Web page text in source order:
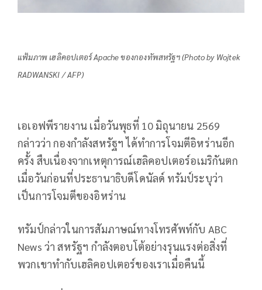
แฟ้มภาพ เฮลิคอปเตอร์ Apache ของกองทัพสหรัฐฯ (Photo by Wojtek
RADWANSKI / AFP)
เอเอฟพีรายงาน เมื่อวันพุธที่ 10 มิถุนายน 2569
กล่าวว่า กองกำลังสหรัฐฯ ได้ทำการโจมตีอิหร่านอีก
ครั้ง สืบเนื่องจากเหตุการณ์เฮลิคอปเตอร์อเมริกันตก
เมื่อวันก่อนที่ประธานาธิบดีโดนัลด์ ทรัมป์ระบุว่า
เป็นการโจมตีของอิหร่าน
ทรัมป์กล่าวในการสัมภาษณ์ทางโทรศัพท์กับ ABC
News ว่า สหรัฐฯ กำลังตอบโต้อย่างรุนแรงต่อสิ่งที่
พวกเขาทำกับเฮลิคอปเตอร์ของเราเมื่อคืนนี้